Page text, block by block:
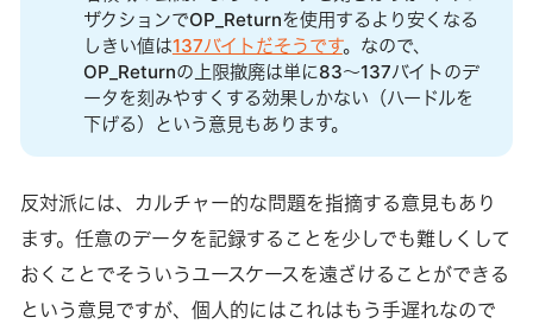
ザクションでOP_Returnを使用するより安くなる
しきい値は137バイトだそうです。なので、
OP_Returnの上限撤廃は単に83～137バイトのデ
ータを刻みやすくする効果しかない（ハードルを
下げる）という意見もあります。
反対派には、カルチャー的な問題を指摘する意見もあり
ます。任意のデータを記録することを少しでも難しくして
おくことでそういうユースケースを遠ざけることができる
という意見ですが、個人的にはこれはもう手遅れなので